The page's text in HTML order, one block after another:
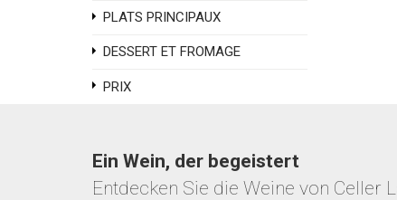
PLATS PRINCIPAUX
DESSERT ET FROMAGE
PRIX
Ein Wein, der begeistert
Entdecken Sie die Weine von Celler